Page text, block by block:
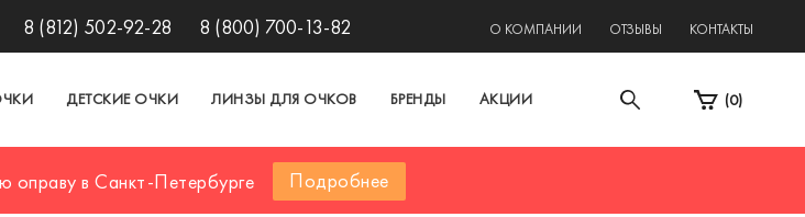
8 (812) 502-92-28 8 (800) 700-13-82 О КОМПАНИИ ОТЗЫВЫ КОНТАКТЫ
ДЕТСКИЕ ОЧКИ ЛИНЗЫ ДЛЯ ОЧКОВ БРЕНДЫ АКЦИИ (0)
оправу в Санкт-Петербурге Подробнее